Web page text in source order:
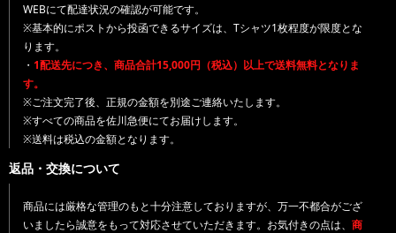
WEBにて配達状況の確認が可能です。
※基本的にポストから投函できるサイズは、Tシャツ1枚程度が限度とな
ります。
・ 1配送先につき、商品合計15,000円（税込）以上で送料無料となりま
す。
※ご注文完了後、正規の金額を別途ご連絡いたします。
※すべての商品を佐川急便にてお届けします。
※送料は税込の金額となります。
返品・交換について
商品には厳格な管理のもと十分注意しておりますが、万一不都合がござ
いましたら誠意をもって対応させていただきます。お気付きの点は、 商